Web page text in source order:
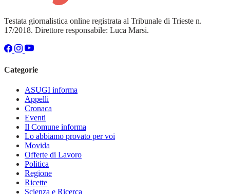
Testata giornalistica online registrata al Tribunale di Trieste n.
17/2018. Direttore responsabile: Luca Marsi.
Categorie
ASUGI informa
Appelli
Cronaca
Eventi
Il Comune informa
Lo abbiamo provato per voi
Movida
Offerte di Lavoro
Politica
Regione
Ricette
Scienza e Ricerca